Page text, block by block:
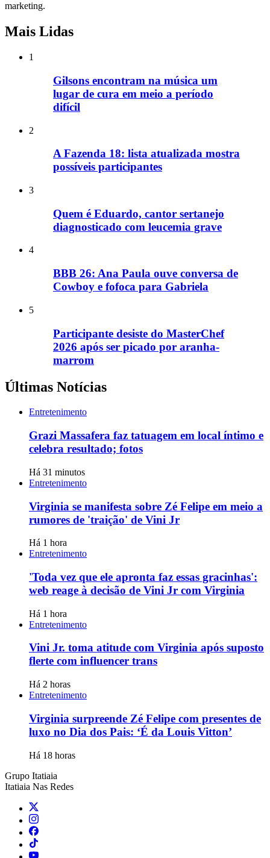
marketing.
Mais Lidas
1
Gilsons encontram na música um
lugar de cura em meio a período
difícil
2
A Fazenda 18: lista atualizada mostra
possíveis participantes
3
Quem é Eduardo, cantor sertanejo
diagnosticado com leucemia grave
4
BBB 26: Ana Paula ouve conversa de
Cowboy e fofoca para Gabriela
5
Participante desiste do MasterChef
2026 após ser picado por aranha-
marrom
Últimas Notícias
Entretenimento
Grazi Massafera faz tatuagem em local íntimo e
celebra resultado; fotos
Há 31 minutos
Entretenimento
Virginia se manifesta sobre Zé Felipe em meio a
rumores de 'traição' de Vini Jr
Há 1 hora
Entretenimento
'Toda vez que ele apronta faz essas gracinhas':
web reage à decisão de Vini Jr com Virginia
Há 1 hora
Entretenimento
Vini Jr. toma atitude com Virginia após suposto
flerte com influencer trans
Há 2 horas
Entretenimento
Virginia surpreende Zé Felipe com presentes de
luxo no Dia dos Pais: ‘É da Louis Vitton’
Há 18 horas
Grupo Itatiaia
Itatiaia Nas Redes